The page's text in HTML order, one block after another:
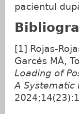
pacientul
[1] Rojas-
Garcés MÁ,
Loading of
A Systematic